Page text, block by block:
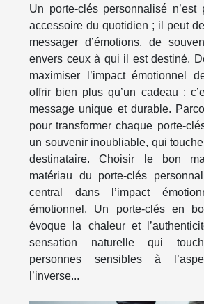
Un porte-clés personnalisé n’est
accessoire du quotidien ; il peut
messager d’émotions, de
envers ceux à qui il est destiné.
maximiser l’impact émotionnel
offrir bien plus qu’un cadeau :
message unique et durable.
pour transformer chaque porte-
un souvenir inoubliable, qui
destinataire. Choisir le bon
matériau du porte-clés
central dans l’impact
émotionnel. Un porte-clés en
évoque la chaleur et
sensation naturelle qui
personnes sensibles à
l’inverse...